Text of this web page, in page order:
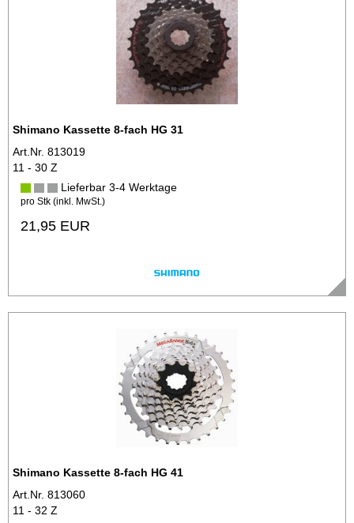
Shimano Kassette 8-fach HG 31
Art.Nr. 813019
11 - 30 Z
Lieferbar 3-4 Werktage
pro Stk (inkl. MwSt.)
21,95 EUR
Shimano Kassette 8-fach HG 41
Art.Nr. 813060
11 - 32 Z